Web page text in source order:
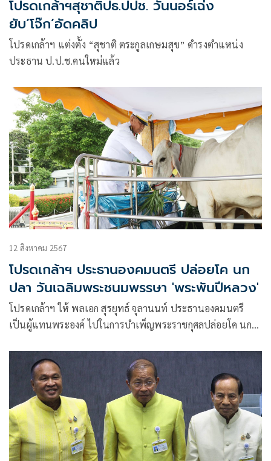
โปรดเกล้าฯสุชาติปธ.ปปช. วันนอร์เฉ่ง
ยับ‘โจ๊ก’อัดคลิป
โปรดเกล้าฯ แต่งตั้ง “สุชาติ ตระกูลเกษมสุข” ดำรงตำแหน่ง
ประธาน ป.ป.ช.คนใหม่แล้ว
12 สิงหาคม 2567
โปรดเกล้าฯ ประธานองคมนตรี ปล่อยโค นก
ปลา วันเฉลิมพระชนมพรรษา 'พระพันปีหลวง'
โปรดเกล้าฯ ให้ พลเอก สุรยุทธ์ จุลานนท์ ประธานองคมนตรี
เป็นผู้แทนพระองค์ ไปในการบำเพ็ญพระราชกุศลปล่อยโค นก